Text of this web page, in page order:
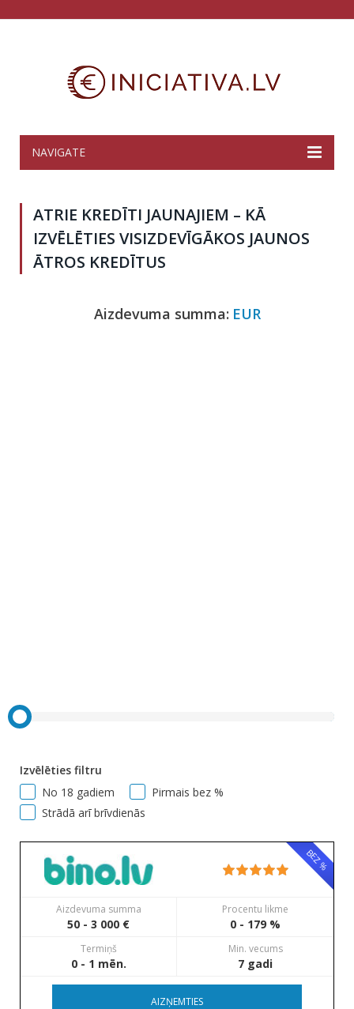
NAVIGATE
ATRIE KREDĪTI JAUNAJIEM – KĀ
IZVĒLĒTIES VISIZDEVĪGĀKOS JAUNOS
ĀTROS KREDĪTUS
Aizdevuma summa: EUR
Izvēlēties filtru
No 18 gadiem
Pirmais bez %
Strādā arī brīvdienās
BEZ %
Aizdevuma summa
50 - 3 000 €
Procentu likme
0 - 179 %
Termiņš
0 - 1 mēn.
Min. vecums
7 gadi
AIZŅEMTIES